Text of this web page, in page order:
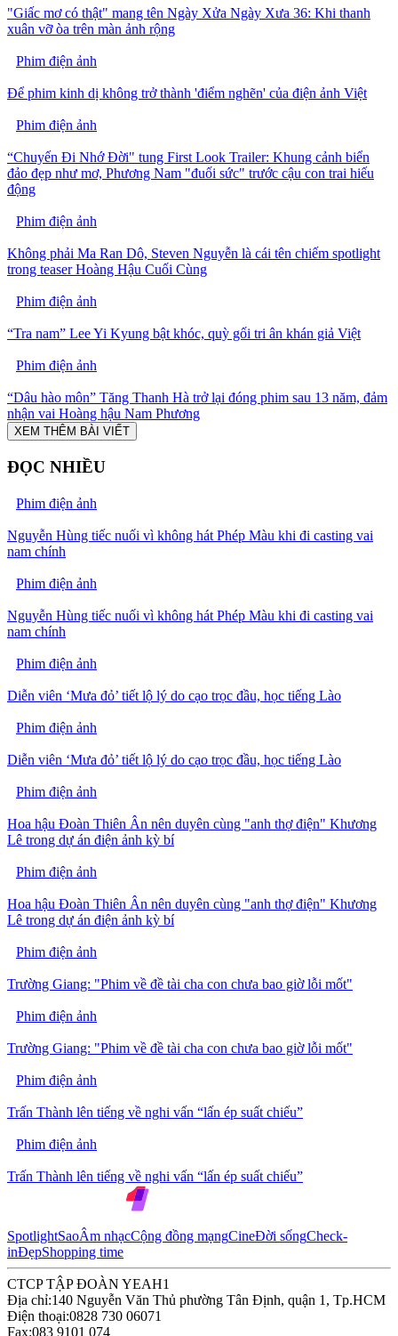
"Giấc mơ có thật" mang tên Ngày Xửa Ngày Xưa 36: Khi thanh
xuân vỡ òa trên màn ảnh rộng
Phim điện ảnh
Để phim kinh dị không trở thành 'điểm nghẽn' của điện ảnh Việt
Phim điện ảnh
“Chuyến Đi Nhớ Đời" tung First Look Trailer: Khung cảnh biển
đảo đẹp như mơ, Phương Nam "đuối sức" trước cậu con trai hiếu
động
Phim điện ảnh
Không phải Ma Ran Dô, Steven Nguyễn là cái tên chiếm spotlight
trong teaser Hoàng Hậu Cuối Cùng
Phim điện ảnh
“Tra nam” Lee Yi Kyung bật khóc, quỳ gối tri ân khán giả Việt
Phim điện ảnh
“Dâu hào môn” Tăng Thanh Hà trở lại đóng phim sau 13 năm, đảm
nhận vai Hoàng hậu Nam Phương
XEM THÊM BÀI VIẾT
ĐỌC NHIỀU
Phim điện ảnh
Nguyễn Hùng tiếc nuối vì không hát Phép Màu khi đi casting vai
nam chính
Phim điện ảnh
Nguyễn Hùng tiếc nuối vì không hát Phép Màu khi đi casting vai
nam chính
Phim điện ảnh
Diễn viên ‘Mưa đỏ’ tiết lộ lý do cạo trọc đầu, học tiếng Lào
Phim điện ảnh
Diễn viên ‘Mưa đỏ’ tiết lộ lý do cạo trọc đầu, học tiếng Lào
Phim điện ảnh
Hoa hậu Đoàn Thiên Ân nên duyên cùng "anh thợ điện" Khương
Lê trong dự án điện ảnh kỳ bí
Phim điện ảnh
Hoa hậu Đoàn Thiên Ân nên duyên cùng "anh thợ điện" Khương
Lê trong dự án điện ảnh kỳ bí
Phim điện ảnh
Trường Giang: "Phim về đề tài cha con chưa bao giờ lỗi mốt"
Phim điện ảnh
Trường Giang: "Phim về đề tài cha con chưa bao giờ lỗi mốt"
Phim điện ảnh
Trấn Thành lên tiếng về nghi vấn “lấn ép suất chiếu”
Phim điện ảnh
Trấn Thành lên tiếng về nghi vấn “lấn ép suất chiếu”
SpotlightSaoÂm nhạcCộng đồng mạngCineĐời sốngCheck-
inĐẹpShopping time
CTCP TẬP ĐOÀN YEAH1
Địa chỉ:140 Nguyễn Văn Thủ phường Tân Định, quận 1, Tp.HCM
Điện thoại:0828 730 06071
Fax:083 9101 074